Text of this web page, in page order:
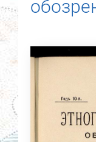
Новости
О нас
Контакты
Партнеры